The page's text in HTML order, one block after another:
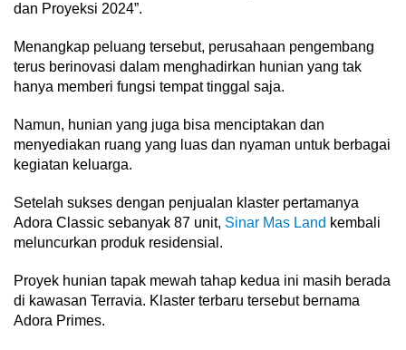
dan Proyeksi 2024”.
Menangkap peluang tersebut, perusahaan pengembang
terus berinovasi dalam menghadirkan hunian yang tak
hanya memberi fungsi tempat tinggal saja.
Namun, hunian yang juga bisa menciptakan dan
menyediakan ruang yang luas dan nyaman untuk berbagai
kegiatan keluarga.
Setelah sukses dengan penjualan klaster pertamanya
Adora Classic sebanyak 87 unit, Sinar Mas Land kembali
meluncurkan produk residensial.
Proyek hunian tapak mewah tahap kedua ini masih berada
di kawasan Terravia. Klaster terbaru tersebut bernama
Adora Primes.